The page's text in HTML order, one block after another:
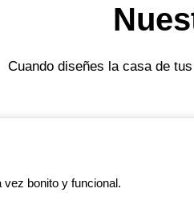
Cuando diseñes la casa de
bonito y funcional.